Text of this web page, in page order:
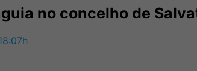
no concelho de